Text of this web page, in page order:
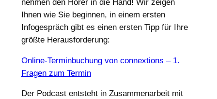
nehmen den Hörer in die Hand! Wir zeigen
Ihnen wie Sie beginnen, in einem ersten
Infogespräch gibt es einen ersten Tipp für Ihre
größte Herausforderung:
Online-Terminbuchung von connextions – 1.
Fragen zum Termin
Der Podcast entsteht in Zusammenarbeit mit